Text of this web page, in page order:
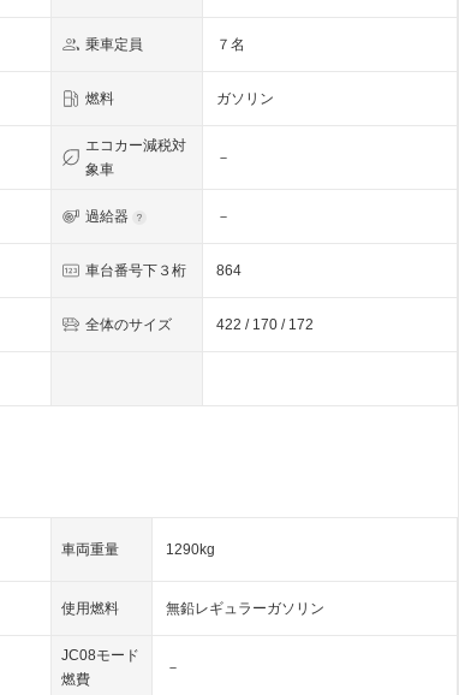
乗車定員 ７名
燃料 ガソリン
エコカー減税対
象車
－
過給器 －
車台番号下３桁 864
全体のサイズ 422 / 170 / 172
車両重量 1290kg
使用燃料 無鉛レギュラーガソリン
JC08モード
燃費
－